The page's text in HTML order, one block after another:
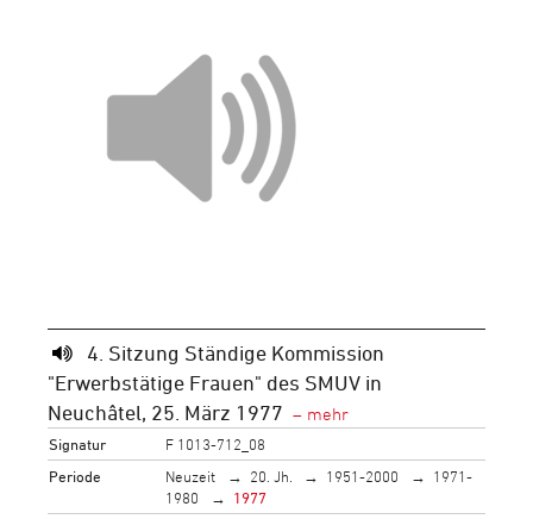
4. Sitzung Ständige Kommission
"Erwerbstätige Frauen" des SMUV in
Neuchâtel, 25. März 1977
Signatur
F 1013-712_08
Periode
Neuzeit 20. Jh. 1951-2000
1971-
1980
1977